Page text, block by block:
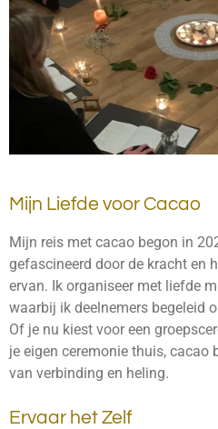
Mijn Liefde voor Cacao
Mijn reis met cacao begon in
gefascineerd door de kracht en
ervan. Ik organiseer met liefde
waarbij ik deelnemers begeleid
Of je nu kiest voor een
je eigen ceremonie thuis, cacao
van verbinding en heling.
Ervaar het Zelf